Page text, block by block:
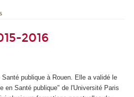
2016
publique à Rouen. Elle a validé le
en Santé publique" de l'Université Paris